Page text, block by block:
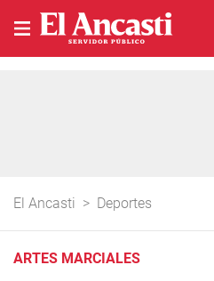
El Ancasti > Deportes
ARTES MARCIALES